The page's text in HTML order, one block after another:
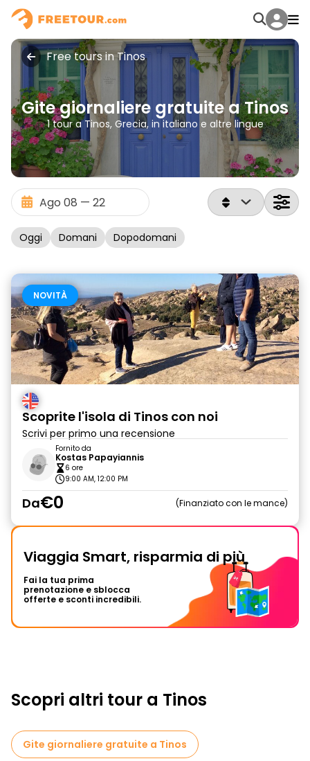
Free tours in Tinos
Gite giornaliere gratuite a Tinos
1 tour a Tinos, Grecia, in italiano e altre lingue
Oggi Domani Dopodomani
NOVITÀ
Scoprite l'isola di Tinos con noi
Scrivi per primo una recensione
Fornito da
Kostas Papayiannis
6 ore
9:00 AM, 12:00 PM
Da€0 Finanziato con le mance
Viaggia Smart, risparmia di più
Fai la tua prima
prenotazione e sblocca
offerte e sconti incredibili.
Scopri altri tour a Tinos
Gite giornaliere gratuite a Tinos